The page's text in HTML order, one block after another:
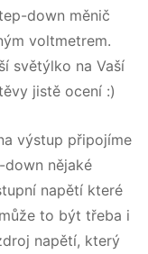
down měnič
voltmetrem.
světýlko na Vaší
jistě ocení :)
výstup připojíme
nějaké
napětí které
to být třeba i
napětí, který